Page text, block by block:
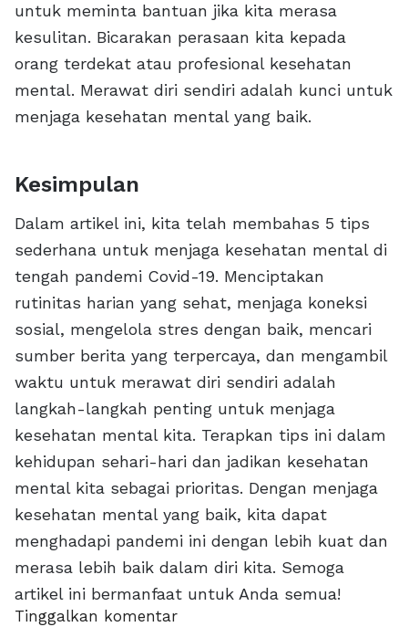
untuk meminta bantuan jika kita merasa
kesulitan. Bicarakan perasaan kita kepada
orang terdekat atau profesional kesehatan
mental. Merawat diri sendiri adalah kunci untuk
menjaga kesehatan mental yang baik.
Kesimpulan
Dalam artikel ini, kita telah membahas 5 tips
sederhana untuk menjaga kesehatan mental di
tengah pandemi Covid-19. Menciptakan
rutinitas harian yang sehat, menjaga koneksi
sosial, mengelola stres dengan baik, mencari
sumber berita yang terpercaya, dan mengambil
waktu untuk merawat diri sendiri adalah
langkah-langkah penting untuk menjaga
kesehatan mental kita. Terapkan tips ini dalam
kehidupan sehari-hari dan jadikan kesehatan
mental kita sebagai prioritas. Dengan menjaga
kesehatan mental yang baik, kita dapat
menghadapi pandemi ini dengan lebih kuat dan
merasa lebih baik dalam diri kita. Semoga
artikel ini bermanfaat untuk Anda semua!
Tinggalkan komentar